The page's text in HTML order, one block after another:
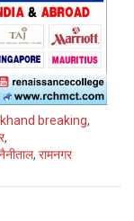
breaking,
,
, रामनगर